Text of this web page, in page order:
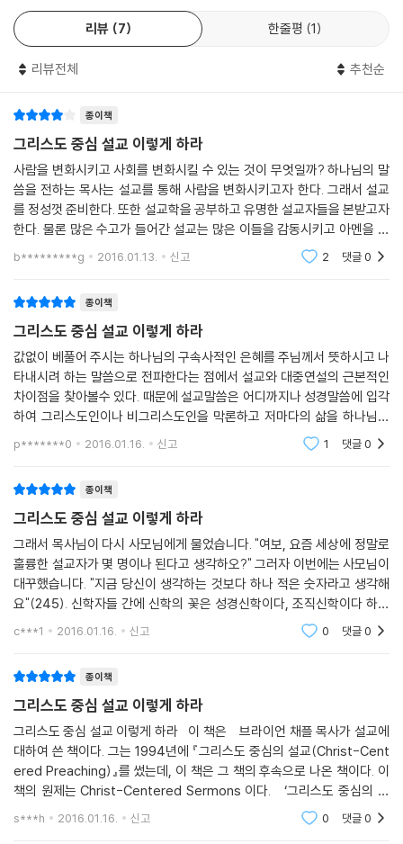
[1부 설교의 구조]에서는 구조에 초점을 맞추어 전형적인 설교, 비전형적
침과 참고 서적을 덧붙여서 단계마다 필요한 원칙과 실제를 알 수 있게 해
를 이런 이유에서 사용하는구나”라는 깨달음을 얻게 하려고 노력했다.
[2부 성경신학]에서는 본문을 구속적으로 해석하는 다양한 접근방식을 탐
구한다. 성경신학의 여러 방식을 대표하는 설교들은 그리스도의 대속을 예
언하고, 예비하고, 반영하거나 그 대속 사역에서 비롯된 결과를 말해주는
본문들을 어떻게 설교해야 하는지를 보여주는 실례들이다. 지침과 참고서
적은 독자의 이해력을 증폭시켜 의사전달과 테크닉의 다양한 면모를 고려
[3부 복음 적용]에 수록된 설교들은 성경에서 발굴한 구속의 진리가 실제
우리 삶에서 어떻게 적용되는지를 보여준다. 하나님의 은혜가 헌신과 순종
을 가능하게 하는 동기이자 능력이 된다는 사실을 설교마다 강조점을 달리
해 제시했다. 또한, 그리스도와의 연합과 말씀의 능력이 가진 초자연적이
고 신비한 면들을 집중적으로 탐구함으로써 설교자가 힘든 역경 속에서도
소망과 담대함으로 설교할 수 있도록 했다.
설교를 위한 설교로만 세상은 바뀌지 않는다. 세상에 복음으로 오신 그리
스도만이 해답이심을 우리는 다시 선포해야 한다. 이 책은 그 그리스도를
어떻게 전할 수 있는지를 잘 보여준다.
- 이동원(지구촌교회 원로목사)
그리스도를 전하지 않는 설교는 설교가 아니다. 그런 의미에서 모든 설교
자에게 꼭 필요한 책이며, 설교자가 기다리던 책이다. 이 책이 한국 교회의
- 이성희(연동교회 담임목사)
성경의 주인공은 예수 그리스도시다. 그러므로 설교의 영원한 주제는 당연
히 예수님일 수밖에 없다. 이 책은 모든 설교자들에게 큰 도움이 되는 책이
라 생각된다. 모든 설교자들의 필독을 권한다.
- 박은조(은혜샘물교회 담임목사)
리뷰 7 한줄평 1
리뷰전체 추천순
종이책
그리스도 중심 설교 이렇게 하라
사람을 변화시키고 사회를 변화시킬 수 있는 것이 무엇일까? 하나님의 말
씀을 전하는 목사는 설교를 통해 사람을 변화시키고자 한다. 그래서 설교
를 정성껏 준비한다. 또한 설교학을 공부하고 유명한 설교자들을 본받고자
한다. 물론 많은 수고가 들어간 설교는 많은 이들을 감동시키고 아멘을 이
끌어낸다. 그런데 저자는 완벽했다고 생각한 자신의 설교가 왜 사람들을
변화시키지 못
b*********g 2016.01.13. 신고 2 댓글0
종이책
그리스도 중심 설교 이렇게 하라
값없이 베풀어 주시는 하나님의 구속사적인 은혜를 주님께서 뜻하시고 나
타내시려 하는 말씀으로 전파한다는 점에서 설교와 대중연설의 근본적인
차이점을 찾아볼수 있다. 때문에 설교말씀은 어디까지나 성경말씀에 입각
하여 그리스도인이나 비그리스도인을 막론하고 저마다의 삶을 하나님께
맡기며, 날마다 새로운 나날을 열어가게 하는것이지만 오늘날 강단에서 선
포되는 설교는 설교
p*******0 2016.01.16. 신고 1 댓글0
종이책
그리스도 중심 설교 이렇게 하라
그래서 목사님이 다시 사모님에게 물었습니다. "여보, 요즘 세상에 정말로
훌륭한 설교자가 몇 명이나 된다고 생각하오?" 그러자 이번에는 사모님이
대꾸했습니다. "지금 당신이 생각하는 것보다 하나 적은 숫자라고 생각해
요"(245). 신학자들 간에 신학의 꽃은 성경신학이다, 조직신학이다 하는
(귀여운!) 논쟁이 있다고 들었습니다. 사실 신학의 꽃은 '설교'가 아닌가 생
c***1 2016.01.16. 신고 0 댓글0
종이책
그리스도 중심 설교 이렇게 하라
그리스도 중심 설교 이렇게 하라 이 책은 브라이언 채플 목사가 설교에
대하여 쓴 책이다. 그는 1994년에 『그리스도 중심의 설교(Christ-Cent
ered Preaching)』를 썼는데, 이 책은 그 책의 후속으로 나온 책이다. 이
책의 원제는 Christ-Centered Sermons 이다. ‘그리스도 중심의 설
교’를 지향한다는 것은 성경 전체를 그리스도 중심의 맥락으로 설교할 수
s***h 2016.01.16. 신고 0 댓글0